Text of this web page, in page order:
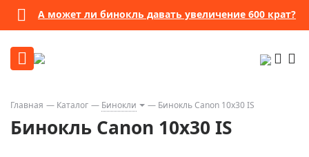
А может ли бинокль давать увеличение 600 крат?
Главная Каталог Бинокли Бинокль Canon 10x30 IS
Бинокль Canon 10x30 IS